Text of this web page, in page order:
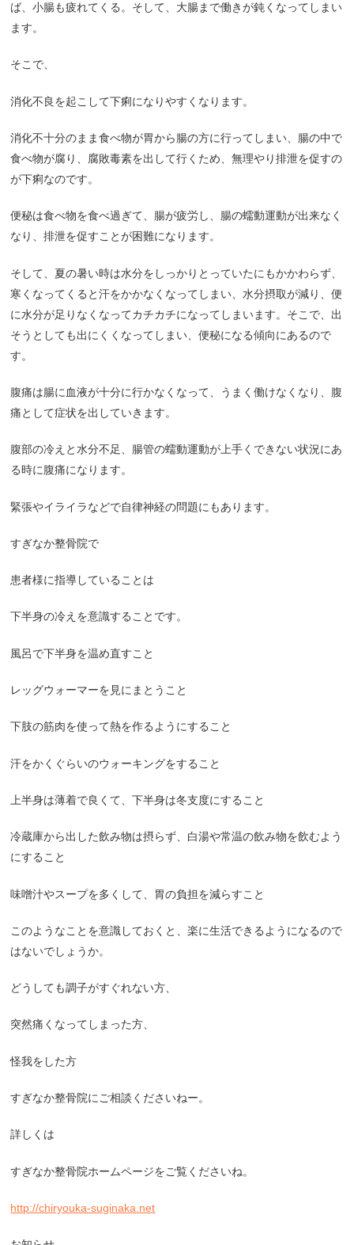
ば、小腸も疲れてくる。そして、大腸まで働きが鈍くなってしまい
ます。
そこで、
消化不良を起こして下痢になりやすくなります。
消化不十分のまま食べ物が胃から腸の方に行ってしまい、腸の中で
食べ物が腐り、腐敗毒素を出して行くため、無理やり排泄を促すの
が下痢なのです。
便秘は食べ物を食べ過ぎて、腸が疲労し、腸の蠕動運動が出来なく
なり、排泄を促すことが困難になります。
そして、夏の暑い時は水分をしっかりとっていたにもかかわらず、
寒くなってくると汗をかかなくなってしまい、水分摂取が減り、便
に水分が足りなくなってカチカチになってしまいます。そこで、出
そうとしても出にくくなってしまい、便秘になる傾向にあるので
す。
腹痛は腸に血液が十分に行かなくなって、うまく働けなくなり、腹
痛として症状を出していきます。
腹部の冷えと水分不足、腸管の蠕動運動が上手くできない状況にあ
る時に腹痛になります。
緊張やイライラなどで自律神経の問題にもあります。
すぎなか整骨院で
患者様に指導していることは
下半身の冷えを意識することです。
風呂で下半身を温め直すこと
レッグウォーマーを見にまとうこと
下肢の筋肉を使って熱を作るようにすること
汗をかくぐらいのウォーキングをすること
上半身は薄着で良くて、下半身は冬支度にすること
冷蔵庫から出した飲み物は摂らず、白湯や常温の飲み物を飲むよう
にすること
味噌汁やスープを多くして、胃の負担を減らすこと
このようなことを意識しておくと、楽に生活できるようになるので
はないでしょうか。
どうしても調子がすぐれない方、
突然痛くなってしまった方、
怪我をした方
すぎなか整骨院にご相談くださいねー。
詳しくは
すぎなか整骨院ホームページをご覧くださいね。
http://chiryouka-suginaka.net